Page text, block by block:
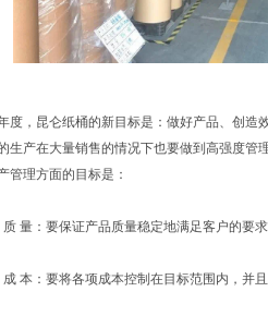
度，昆仑纸桶的新目标是：做好产品、创造
生产在大量销售的情况下也要做到高强度管理
管理方面的目标是：
质 量：要保证产品质量稳定地满足客户的要求
成 本：要将各项成本控制在目标范围内，并且